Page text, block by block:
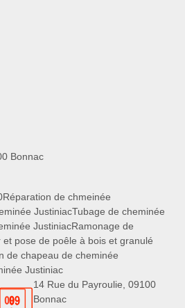
Bonnac
Réparation de chmeinée
JustiniacTubage de cheminée
JustiniacRamonage de
et pose de poêle à bois et granulé
de chapeau de cheminée
Justiniac
14 Rue du Payroulie, 09100
Bonnac